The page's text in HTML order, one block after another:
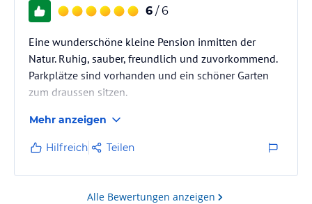
6 / 6
Eine wunderschöne kleine Pension inmitten der
Natur. Ruhig, sauber, freundlich und zuvorkommend.
Parkplätze sind vorhanden und ein schöner Garten
zum draussen sitzen.
Mehr anzeigen
Hilfreich Teilen
Alle Bewertungen anzeigen